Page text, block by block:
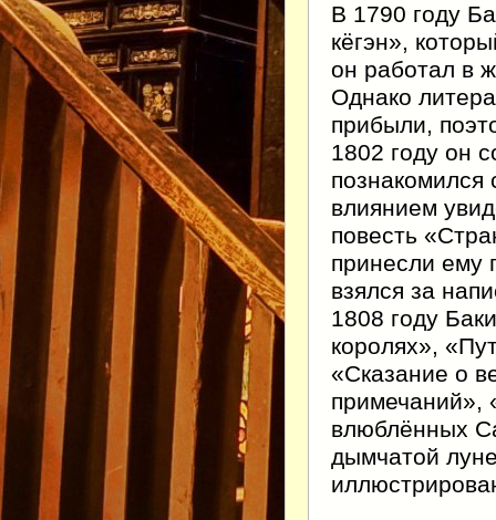
В 1790 году
кёгэн»,
он работал в
Однако
прибыли,
1802 году он
познакомился
влиянием
повесть
принесли ему
взялся за
1808 году
королях»,
«Сказание о
примечаний»,
влюблённых
дымчатой